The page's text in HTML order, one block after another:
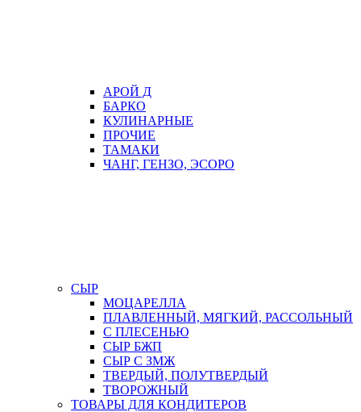
АРОЙ Д
БАРКО
КУЛИНАРНЫЕ
ПРОЧИЕ
ТАМАКИ
ЧАНГ, ГЕНЗО, ЭСОРО
СЫР
МОЦАРЕЛЛА
ПЛАВЛЕННЫЙ, МЯГКИЙ, РАССОЛЬНЫЙ
С ПЛЕСЕНЬЮ
СЫР БЖП
СЫР С ЗМЖ
ТВЕРДЫЙ, ПОЛУТВЕРДЫЙ
ТВОРОЖНЫЙ
ТОВАРЫ ДЛЯ КОНДИТЕРОВ